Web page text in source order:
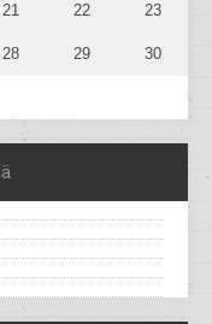
21 22 23
28 29 30